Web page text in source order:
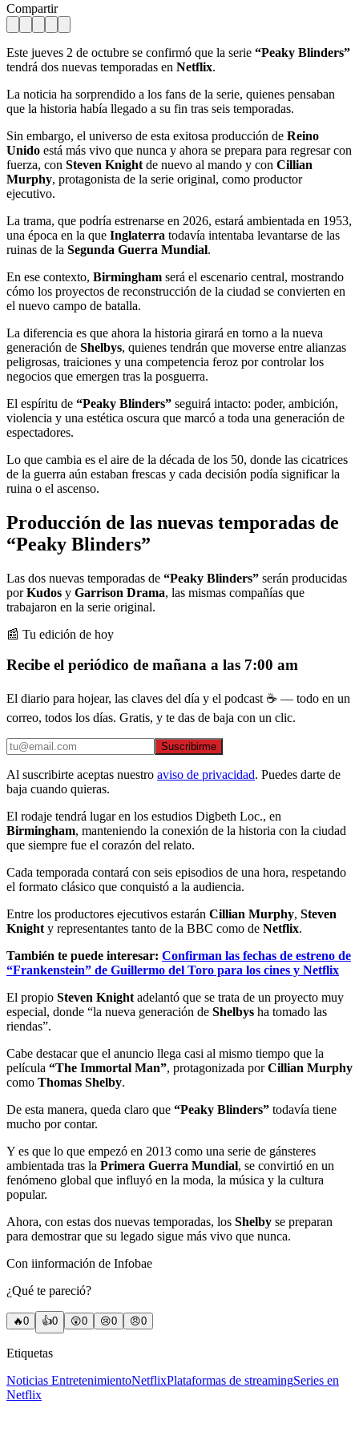
Compartir
Este jueves 2 de octubre se confirmó que la serie “Peaky Blinders”
tendrá dos nuevas temporadas en Netflix.
La noticia ha sorprendido a los fans de la serie, quienes pensaban
que la historia había llegado a su fin tras seis temporadas.
Sin embargo, el universo de esta exitosa producción de Reino
Unido está más vivo que nunca y ahora se prepara para regresar con
fuerza, con Steven Knight de nuevo al mando y con Cillian
Murphy, protagonista de la serie original, como productor
ejecutivo.
La trama, que podría estrenarse en 2026, estará ambientada en 1953,
una época en la que Inglaterra todavía intentaba levantarse de las
ruinas de la Segunda Guerra Mundial.
En ese contexto, Birmingham será el escenario central, mostrando
cómo los proyectos de reconstrucción de la ciudad se convierten en
el nuevo campo de batalla.
La diferencia es que ahora la historia girará en torno a la nueva
generación de Shelbys, quienes tendrán que moverse entre alianzas
peligrosas, traiciones y una competencia feroz por controlar los
negocios que emergen tras la posguerra.
El espíritu de “Peaky Blinders” seguirá intacto: poder, ambición,
violencia y una estética oscura que marcó a toda una generación de
espectadores.
Lo que cambia es el aire de la década de los 50, donde las cicatrices
de la guerra aún estaban frescas y cada decisión podía significar la
ruina o el ascenso.
Producción de las nuevas temporadas de
“Peaky Blinders”
Las dos nuevas temporadas de “Peaky Blinders” serán producidas
porKudos y Garrison Drama, las mismas compañías que
trabajaron en la serie original.
📰 Tu edición de hoy
Recibe el periódico de mañana a las 7:00 am
El diario para hojear, las claves del día y el podcast ☕ — todo en un
correo, todos los días. Gratis, y te das de baja con un clic.
Suscribirme
Al suscribirte aceptas nuestro aviso de privacidad. Puedes darte de
baja cuando quieras.
El rodaje tendrá lugar en los estudios Digbeth Loc., en
Birmingham, manteniendo la conexión de la historia con la ciudad
que siempre fue el corazón del relato.
Cada temporada contará con seis episodios de una hora, respetando
el formato clásico que conquistó a la audiencia.
Entre los productores ejecutivos estarán Cillian Murphy, Steven
Knight y representantes tanto de la BBC como de Netflix.
También te puede interesar: Confirman las fechas de estreno de
“Frankenstein” de Guillermo del Toro para los cines y Netflix
El propio Steven Knight adelantó que se trata de un proyecto muy
especial, donde “la nueva generación de Shelbys ha tomado las
riendas”.
Cabe destacar que el anuncio llega casi al mismo tiempo que la
película “The Immortal Man”, protagonizada porCillian Murphy
como Thomas Shelby.
De esta manera, queda claro que “Peaky Blinders” todavía tiene
mucho por contar.
Y es que lo que empezó en 2013 como una serie de gánsteres
ambientada tras la Primera Guerra Mundial, se convirtió en un
fenómeno global que influyó en la moda, la música y la cultura
popular.
Ahora, con estas dos nuevas temporadas, los Shelby se preparan
para demostrar que su legado sigue más vivo que nunca.
Con iinformación de Infobae
¿Qué te pareció?
🔥0 👍0 😲0 😢0 😠0
Etiquetas
Noticias EntretenimientoNetflixPlataformas de streamingSeries en
Netflix